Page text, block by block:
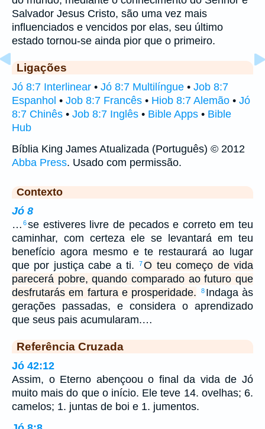
Salvador Jesus Cristo, são uma vez mais
influenciados e vencidos por elas, seu último
estado tornou-se ainda pior que o primeiro.
Ligações
Jó 8:7 Interlinear • Jó 8:7 Multilíngue • Job 8:7
Espanhol • Job 8:7 Francês • Hiob 8:7 Alemão • Jó
8:7 Chinês • Job 8:7 Inglês • Bible Apps • Bible
Hub
Bíblia King James Atualizada (Português) © 2012
Abba Press. Usado com permissão.
Contexto
Jó 8
… 6se estiveres livre de pecados e correto em teu
caminhar, com certeza ele se levantará em teu
benefício agora mesmo e te restaurará ao lugar
que por justiça cabe a ti.
7 O teu começo de vida
parecerá pobre, quando comparado ao futuro que
desfrutarás em fartura e prosperidade.
8 Indaga às
gerações passadas, e considera o aprendizado
que seus pais acumularam.…
Referência Cruzada
Jó 42:12
Assim, o Eterno abençoou o final da vida de Jó
muito mais do que o início. Ele teve 14. ovelhas; 6.
camelos; 1. juntas de boi e 1. jumentos.